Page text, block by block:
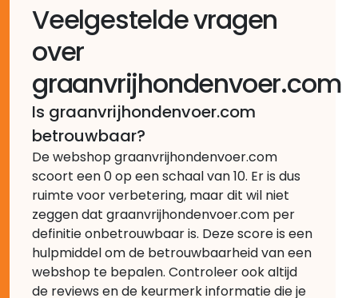
Veelgestelde vragen
over
graanvrijhondenvoer.com
Is graanvrijhondenvoer.com
betrouwbaar?
De webshop graanvrijhondenvoer.com
scoort een 0 op een schaal van 10. Er is dus
ruimte voor verbetering, maar dit wil niet
zeggen dat graanvrijhondenvoer.com per
definitie onbetrouwbaar is. Deze score is een
hulpmiddel om de betrouwbaarheid van een
webshop te bepalen. Controleer ook altijd
de reviews en de keurmerk informatie die je